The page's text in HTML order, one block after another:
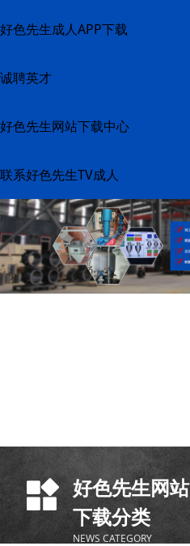
好色先生成人APP下载
诚聘英才
好色先生网站下载中心
联系好色先生TV成人
好色先生网站
下载分类
NEWS CATEGORY